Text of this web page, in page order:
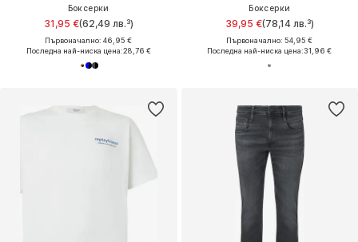
Боксерки
31,95 €(62,49 лв.³)
Първоначално: 46,95 €
Последна най-ниска цена:28,76 €
Боксерки
39,95 €(78,14 лв.³)
Първоначално: 54,95 €
Последна най-ниска цена:31,96 €